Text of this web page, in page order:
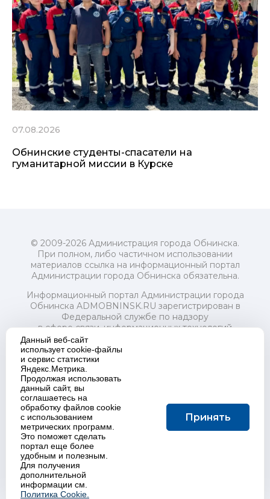
07.08.2026
Обнинские студенты-спасатели на
гуманитарной миссии в Курске
© 2009-2026 Администрация города Обнинска.
При полном, либо частичном использовании
материалов ссылка на информационный портал
Администрации города Обнинска обязательна.
Информационный портал Администрации города
Обнинска ADMOBNINSK.RU зарегистрирован в
Федеральной службе по надзору
в сфере связи, информационных технологий
и массовых коммуникаций (Роскомнадзор) 24 июля
2018 года.
Свидетельство о регистрации Эл № ФС77-73321
Учредитель: Администрация (исполнительно-
распорядительный орган) городского округа "Город
Обнинск". Главный редактор: Байкова Е.А.
Адрес электронной почты Редакции:
redactor@admobninsk.ru
Телефон Редакции: +7 (484) 395-85-85
Настоящий ресурс содержит материалы 18+
Политика в отношении обработки персональных
Данный веб-сайт
использует cookie-файлы
и сервис статистики
Яндекс.Метрика.
Продолжая использовать
данный сайт, вы
соглашаетесь на
обработку файлов cookie
с использованием
метрических программ.
Это поможет сделать
портал еще более
удобным и полезным.
Для получения
дополнительной
информации см.
Политика Cookie.
Принять